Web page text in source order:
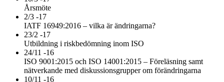
Årsmöte
2/3 -17
IATF 16949:2016 – vilka är ändringarna?
23/2 -17
Utbildning i riskbedömning inom ISO
24/11 -16
ISO 9001:2015 och ISO 14001:2015 – Föreläsning samt
nätverkande med diskussionsgrupper om förändringarna
10/11 -16